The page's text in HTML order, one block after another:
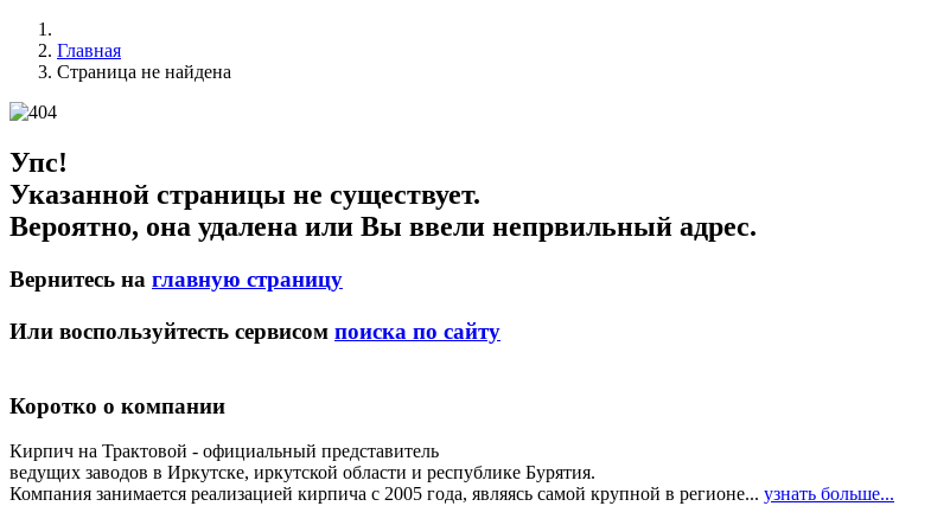
Главная
Страница не найдена
Упс!
Указанной страницы не существует.
Вероятно, она удалена или Вы ввели непрвильный адрес.
Вернитесь на главную страницу
Или воспользуйтесть сервисом поиска по сайту
Коротко о компании
Кирпич на Трактовой - официальный представитель
ведущих заводов в Иркутске, иркутской области и республике Бурятия.
Компания занимается реализацией кирпича с 2005 года, являясь самой крупной в регионе... узнать больше...